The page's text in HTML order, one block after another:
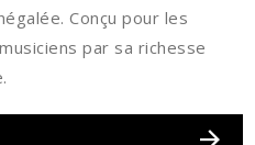
Conçu pour les
par sa richesse